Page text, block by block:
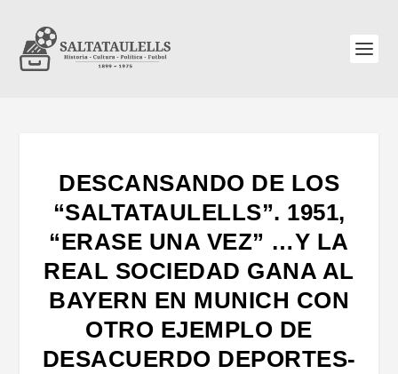
DESCANSANDO DE LOS
“SALTATAULELLS”. 1951,
“ERASE UNA VEZ” …Y LA
REAL SOCIEDAD GANA AL
BAYERN EN MUNICH CON
OTRO EJEMPLO DE
DESACUERDO DEPORTES-